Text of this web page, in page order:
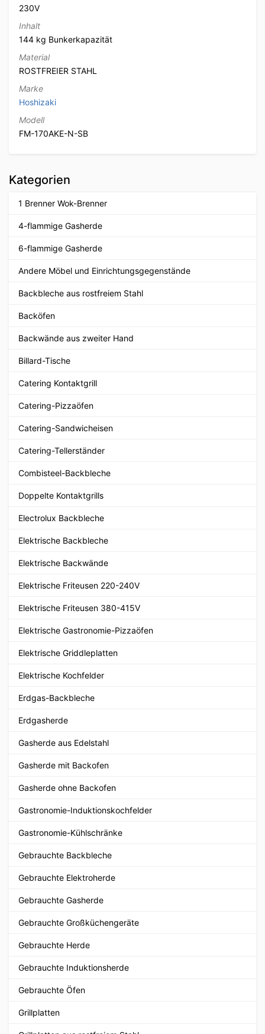
230V
Inhalt
144 kg Bunkerkapazität
Material
ROSTFREIER STAHL
Marke
Hoshizaki
Modell
FM-170AKE-N-SB
Kategorien
1 Brenner Wok-Brenner
4-flammige Gasherde
6-flammige Gasherde
Andere Möbel und Einrichtungsgegenstände
Backbleche aus rostfreiem Stahl
Backöfen
Backwände aus zweiter Hand
Billard-Tische
Catering Kontaktgrill
Catering-Pizzaöfen
Catering-Sandwicheisen
Catering-Tellerständer
Combisteel-Backbleche
Doppelte Kontaktgrills
Electrolux Backbleche
Elektrische Backbleche
Elektrische Backwände
Elektrische Friteusen 220-240V
Elektrische Friteusen 380-415V
Elektrische Gastronomie-Pizzaöfen
Elektrische Griddleplatten
Elektrische Kochfelder
Erdgas-Backbleche
Erdgasherde
Gasherde aus Edelstahl
Gasherde mit Backofen
Gasherde ohne Backofen
Gastronomie-Induktionskochfelder
Gastronomie-Kühlschränke
Gebrauchte Backbleche
Gebrauchte Elektroherde
Gebrauchte Gasherde
Gebrauchte Großküchengeräte
Gebrauchte Herde
Gebrauchte Induktionsherde
Gebrauchte Öfen
Grillplatten